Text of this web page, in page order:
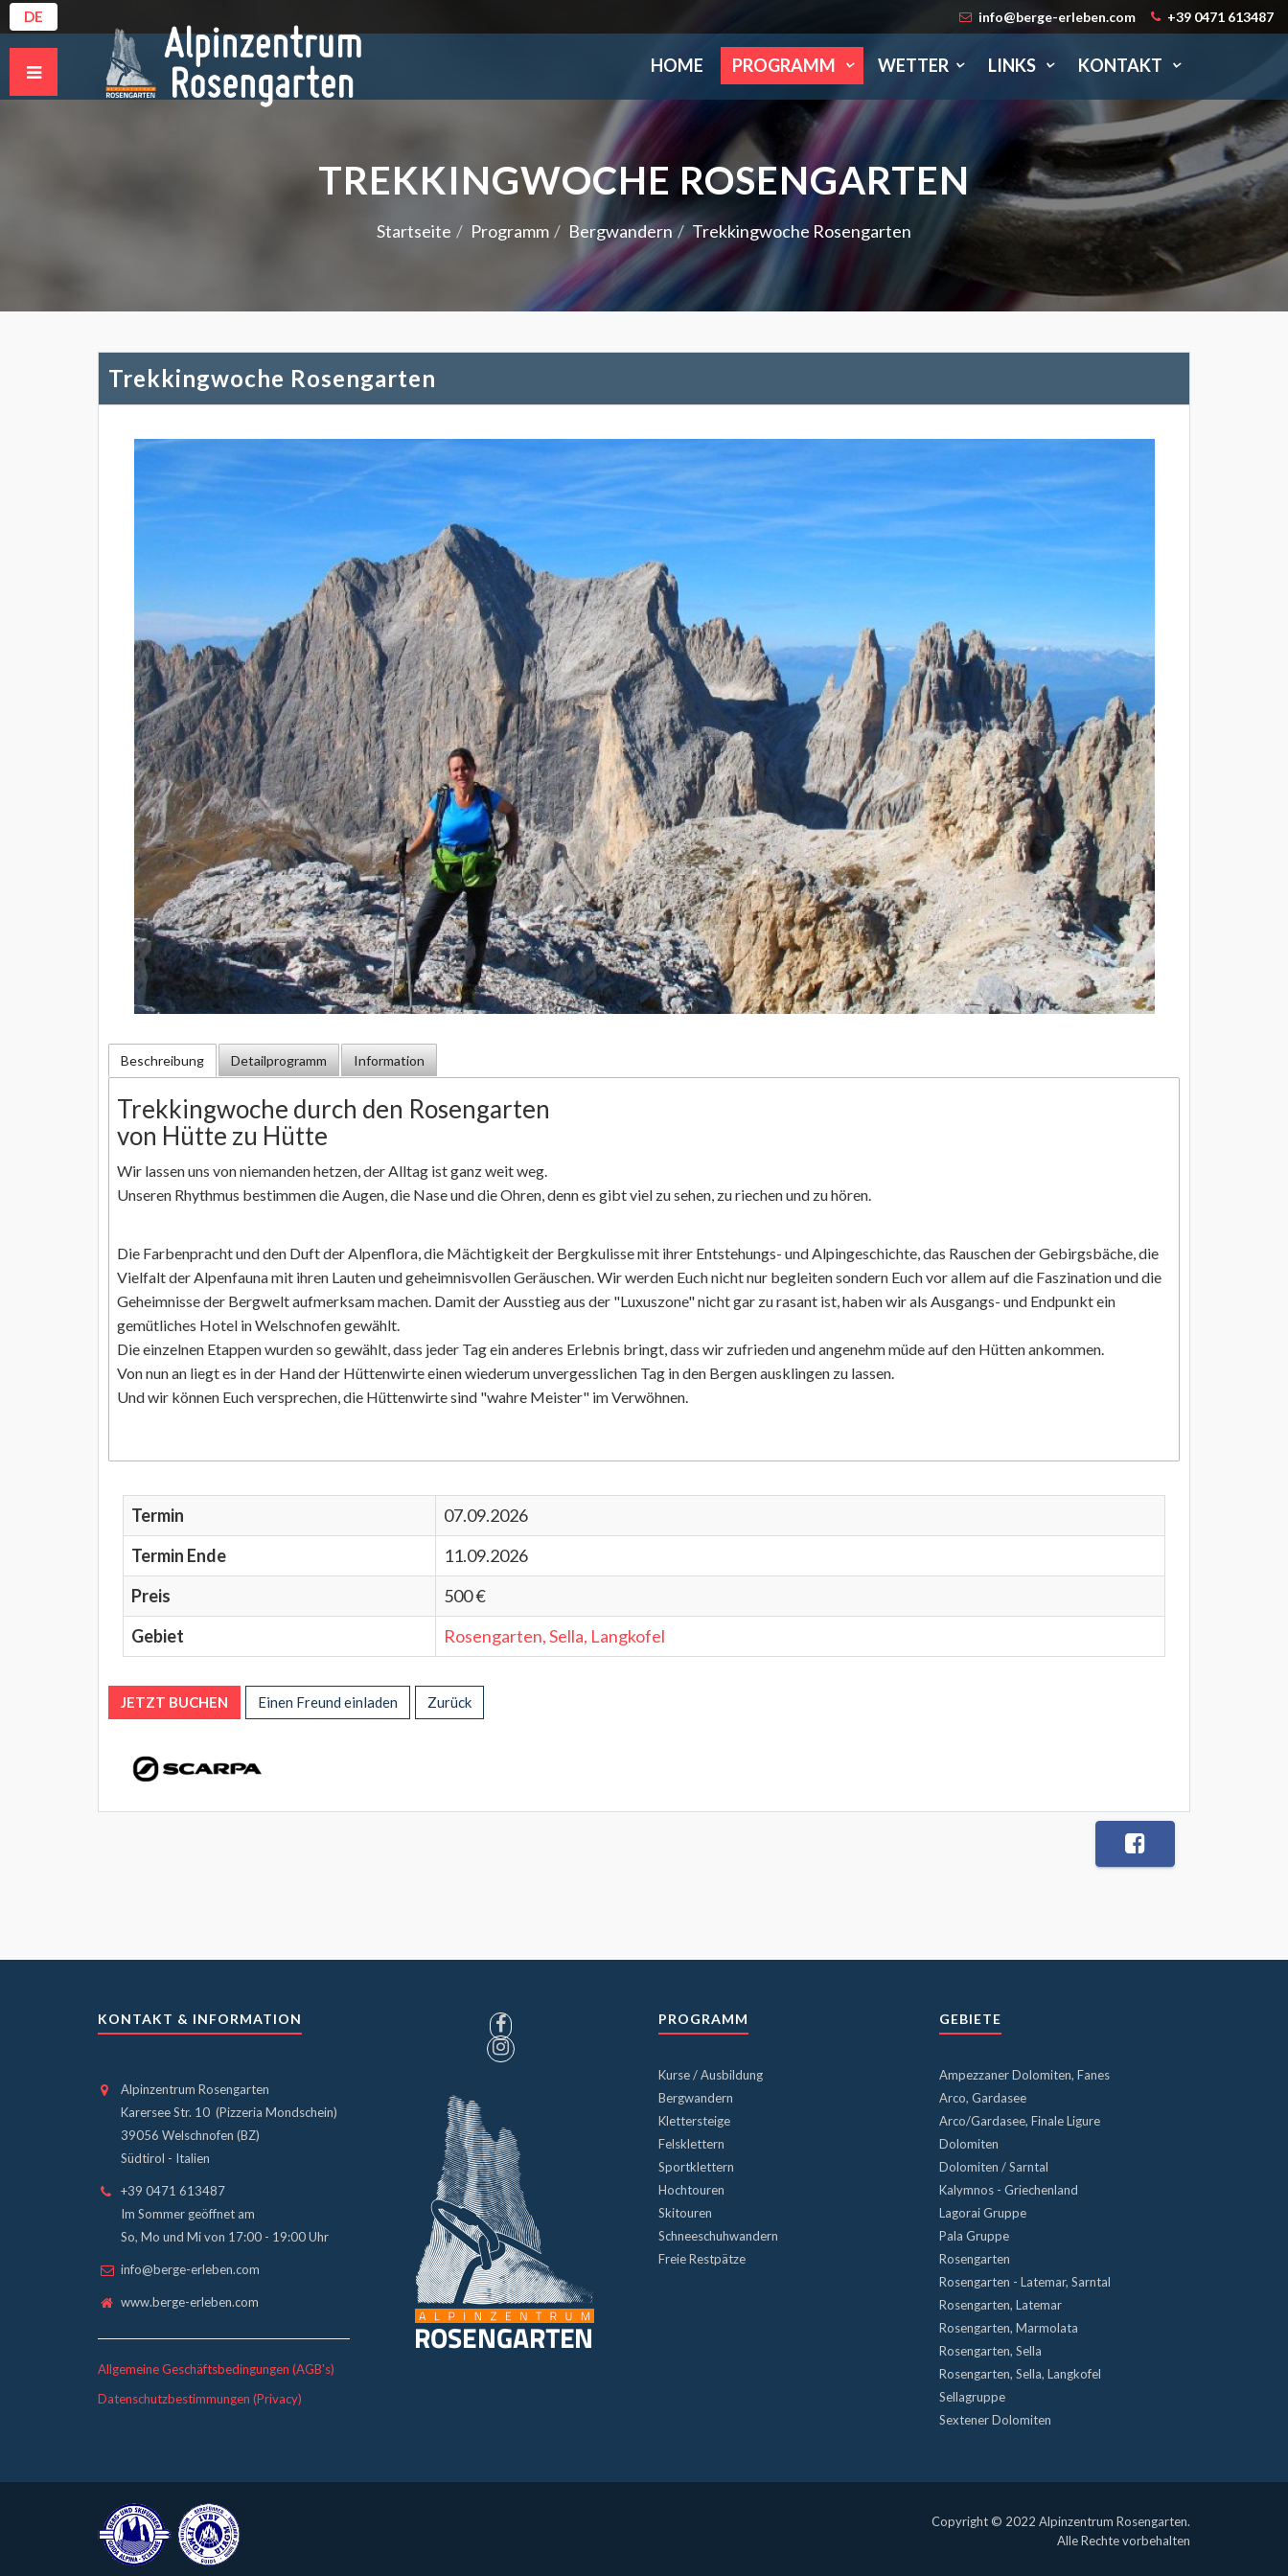
DE info@berge-erleben.com +39 0471 613487
HOME PROGRAMM WETTER LINKS KONTAKT
TREKKINGWOCHE ROSENGARTEN
Startseite Programm Bergwandern Trekkingwoche Rosengarten
Trekkingwoche Rosengarten
Beschreibung Detailprogramm Information
Trekkingwoche durch den Rosengarten
von Hütte zu Hütte
Wir lassen uns von niemanden hetzen, der Alltag ist ganz weit weg.
Unseren Rhythmus bestimmen die Augen, die Nase und die Ohren, denn es gibt viel zu sehen, zu riechen und zu hören.
Die Farbenpracht und den Duft der Alpenflora, die Mächtigkeit der Bergkulisse mit ihrer Entstehungs- und Alpingeschichte, das Rauschen der Gebirgsbäche, die
Vielfalt der Alpenfauna mit ihren Lauten und geheimnisvollen Geräuschen. Wir werden Euch nicht nur begleiten sondern Euch vor allem auf die Faszination und die
Geheimnisse der Bergwelt aufmerksam machen. Damit der Ausstieg aus der "Luxuszone" nicht gar zu rasant ist, haben wir als Ausgangs- und Endpunkt ein
gemütliches Hotel in Welschnofen gewählt.
Die einzelnen Etappen wurden so gewählt, dass jeder Tag ein anderes Erlebnis bringt, dass wir zufrieden und angenehm müde auf den Hütten ankommen.
Von nun an liegt es in der Hand der Hüttenwirte einen wiederum unvergesslichen Tag in den Bergen ausklingen zu lassen.
Und wir können Euch versprechen, die Hüttenwirte sind "wahre Meister" im Verwöhnen.
Termin
07.09.2026
Termin Ende
11.09.2026
Preis
500 €
Gebiet
Rosengarten, Sella, Langkofel
JETZT BUCHEN Einen Freund einladen Zurück
KONTAKT & INFORMATION
Alpinzentrum Rosengarten
Karersee Str. 10 (Pizzeria Mondschein)
39056 Welschnofen (BZ)
Südtirol - Italien
+39 0471 613487
Im Sommer geöffnet am
So, Mo und Mi von 17:00 - 19:00 Uhr
info@berge-erleben.com
www.berge-erleben.com
Allgemeine Geschäftsbedingungen (AGB's)
Datenschutzbestimmungen (Privacy)
PROGRAMM
Kurse / Ausbildung
Bergwandern
Klettersteige
Felsklettern
Sportklettern
Hochtouren
Skitouren
Schneeschuhwandern
Freie Restpätze
GEBIETE
Ampezzaner Dolomiten, Fanes
Arco, Gardasee
Arco/Gardasee, Finale Ligure
Dolomiten
Dolomiten / Sarntal
Kalymnos - Griechenland
Lagorai Gruppe
Pala Gruppe
Rosengarten
Rosengarten - Latemar, Sarntal
Rosengarten, Latemar
Rosengarten, Marmolata
Rosengarten, Sella
Rosengarten, Sella, Langkofel
Sellagruppe
Sextener Dolomiten
Copyright © 2022 Alpinzentrum Rosengarten.
Alle Rechte vorbehalten